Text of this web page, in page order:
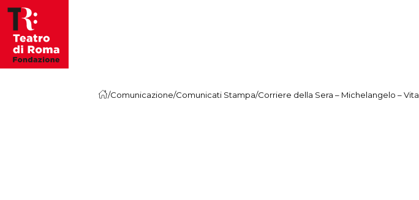
Skip to content
/Comunicazione/Comunicati Stampa/Corriere della Sera – Michelangelo – Vita